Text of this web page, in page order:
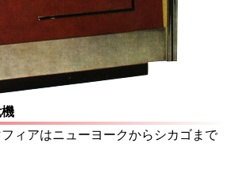
ィアはニューヨークからシカゴまで